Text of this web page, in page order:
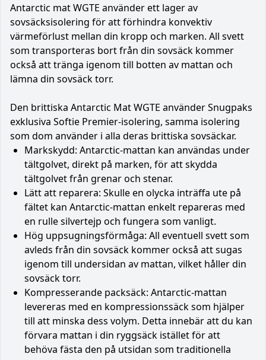
Antarctic mat WGTE använder ett lager av
sovsäcksisolering för att förhindra konvektiv
värmeförlust mellan din kropp och marken. All svett
som transporteras bort från din sovsäck kommer
också att tränga igenom till botten av mattan och
lämna din sovsäck torr.
Den brittiska Antarctic Mat WGTE använder Snugpaks
exklusiva Softie Premier-isolering, samma isolering
som dom använder i alla deras brittiska sovsäckar.
Markskydd: Antarctic-mattan kan användas under
tältgolvet, direkt på marken, för att skydda
tältgolvet från grenar och stenar.
Lätt att reparera: Skulle en olycka inträffa ute på
fältet kan Antarctic-mattan enkelt repareras med
en rulle silvertejp och fungera som vanligt.
Hög uppsugningsförmåga: All eventuell svett som
avleds från din sovsäck kommer också att sugas
igenom till undersidan av mattan, vilket håller din
sovsäck torr.
Kompresserande packsäck: Antarctic-mattan
levereras med en kompressionssäck som hjälper
till att minska dess volym. Detta innebär att du kan
förvara mattan i din ryggsäck istället för att
behöva fästa den på utsidan som traditionella